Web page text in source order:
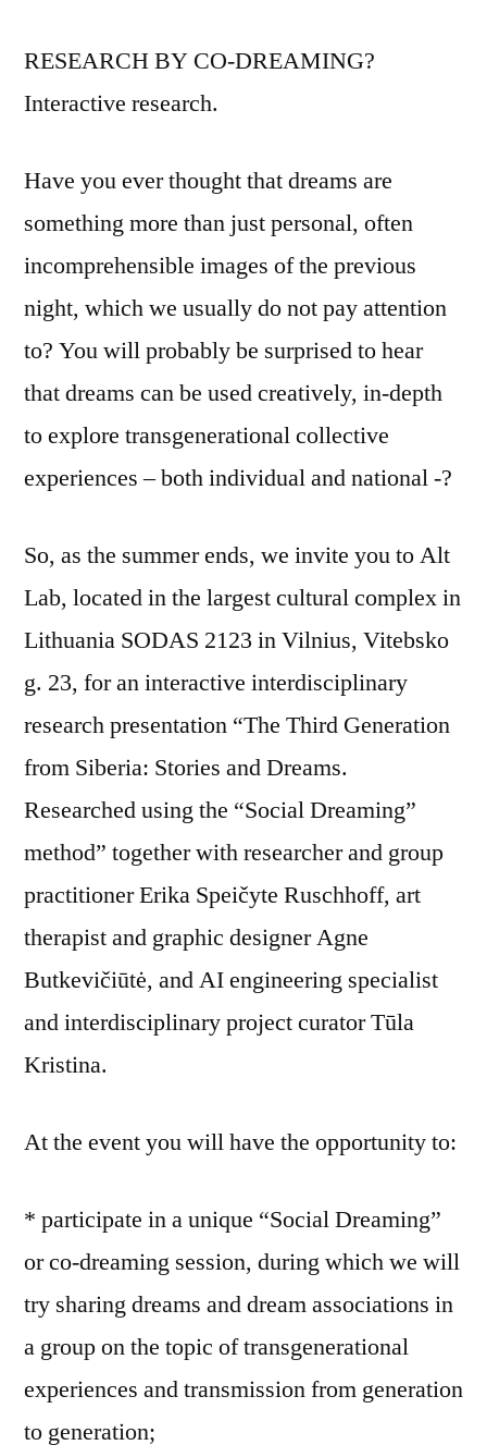
RESEARCH BY CO-DREAMING?
Interactive research.
Have you ever thought that dreams are
something more than just personal, often
incomprehensible images of the previous
night, which we usually do not pay attention
to? You will probably be surprised to hear
that dreams can be used creatively, in-depth
to explore transgenerational collective
experiences – both individual and national -?
So, as the summer ends, we invite you to Alt
Lab, located in the largest cultural complex in
Lithuania SODAS 2123 in Vilnius, Vitebsko
g. 23, for an interactive interdisciplinary
research presentation “The Third Generation
from Siberia: Stories and Dreams.
Researched using the “Social Dreaming”
method” together with researcher and group
practitioner Erika Speičyte Ruschhoff, art
therapist and graphic designer Agne
Butkevičiūtė, and AI engineering specialist
and interdisciplinary project curator Tūla
Kristina.
At the event you will have the opportunity to:
* participate in a unique “Social Dreaming”
or co-dreaming session, during which we will
try sharing dreams and dream associations in
a group on the topic of transgenerational
experiences and transmission from generation
to generation;